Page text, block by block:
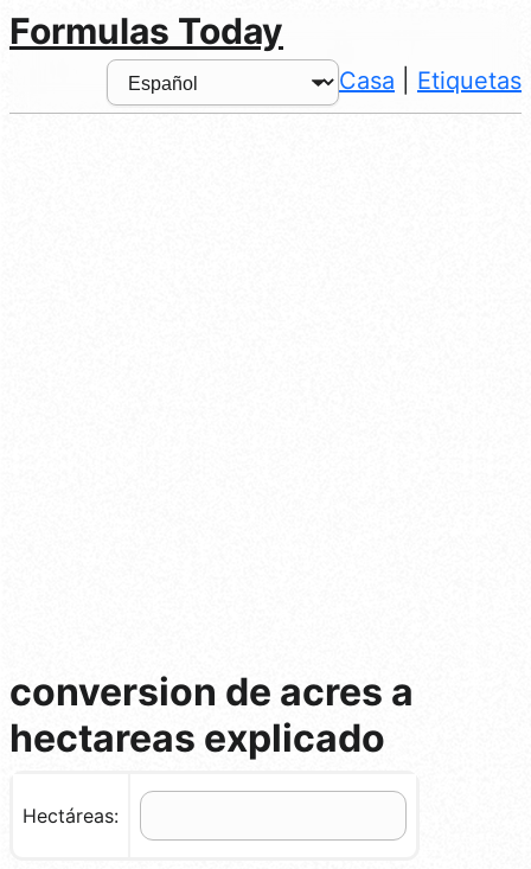
Formulas Today
Casa Etiquetas
conversion de acres a
hectareas explicado
Hectáreas: